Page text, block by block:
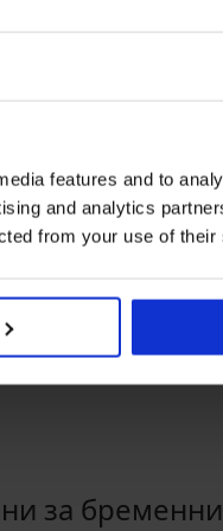
features and to
and analytics
from your use of
Bestseller
Сутиен Spacer
за